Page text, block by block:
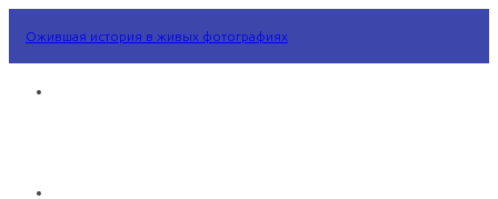
Ожившая история в живых фотографиях